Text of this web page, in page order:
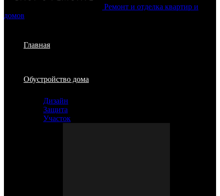
Ремонт и отделка квартир и
домов
Главная
Обустройство дома
Дизайн
Защита
Участок